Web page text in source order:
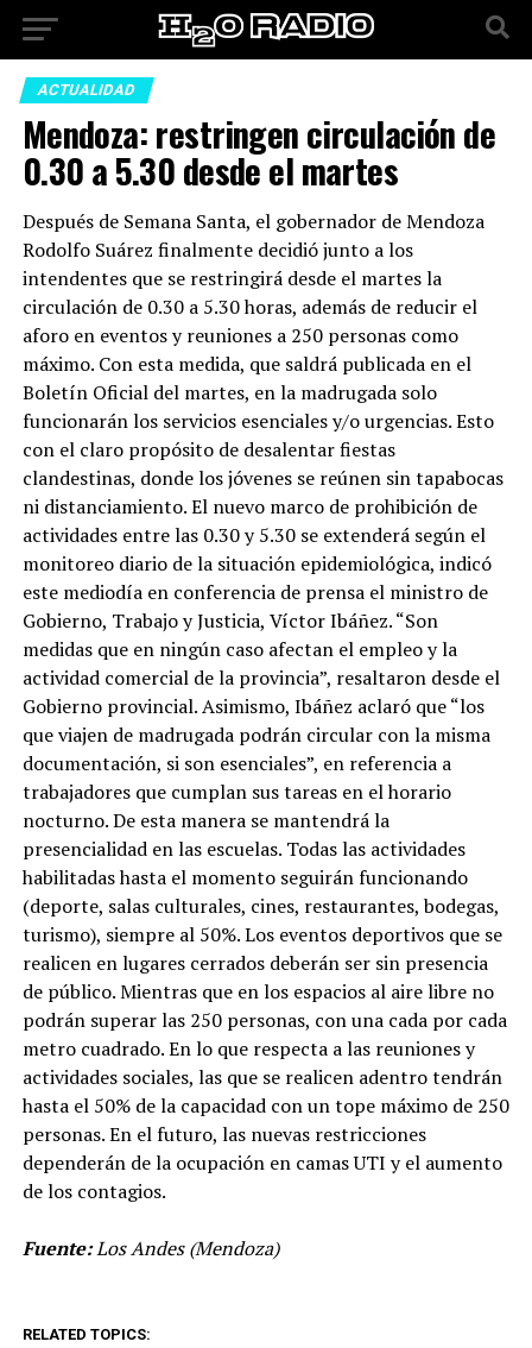
ACTUALIDAD
Mendoza: restringen circulación de
0.30 a 5.30 desde el martes
Después de Semana Santa, el gobernador de Mendoza
Rodolfo Suárez finalmente decidió junto a los
intendentes que se restringirá desde el martes la
circulación de 0.30 a 5.30 horas, además de reducir el
aforo en eventos y reuniones a 250 personas como
máximo. Con esta medida, que saldrá publicada en el
Boletín Oficial del martes, en la madrugada solo
funcionarán los servicios esenciales y/o urgencias. Esto
con el claro propósito de desalentar fiestas
clandestinas, donde los jóvenes se reúnen sin tapabocas
ni distanciamiento. El nuevo marco de prohibición de
actividades entre las 0.30 y 5.30 se extenderá según el
monitoreo diario de la situación epidemiológica, indicó
este mediodía en conferencia de prensa el ministro de
Gobierno, Trabajo y Justicia, Víctor Ibáñez. “Son
medidas que en ningún caso afectan el empleo y la
actividad comercial de la provincia”, resaltaron desde el
Gobierno provincial. Asimismo, Ibáñez aclaró que “los
que viajen de madrugada podrán circular con la misma
documentación, si son esenciales”, en referencia a
trabajadores que cumplan sus tareas en el horario
nocturno. De esta manera se mantendrá la
presencialidad en las escuelas. Todas las actividades
habilitadas hasta el momento seguirán funcionando
(deporte, salas culturales, cines, restaurantes, bodegas,
turismo), siempre al 50%. Los eventos deportivos que se
realicen en lugares cerrados deberán ser sin presencia
de público. Mientras que en los espacios al aire libre no
podrán superar las 250 personas, con una cada por cada
metro cuadrado. En lo que respecta a las reuniones y
actividades sociales, las que se realicen adentro tendrán
hasta el 50% de la capacidad con un tope máximo de 250
personas. En el futuro, las nuevas restricciones
dependerán de la ocupación en camas UTI y el aumento
de los contagios.
Fuente:Los Andes (Mendoza)
RELATED TOPICS: